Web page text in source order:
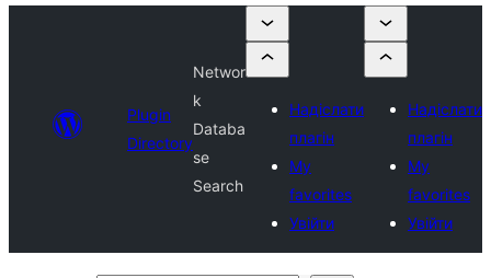
Plugin
Directory
Networ
k
Databa
se
Search
Надіслати
плагін
My
favorites
Увійти
Надіслати
плагін
My
favorites
Увійти